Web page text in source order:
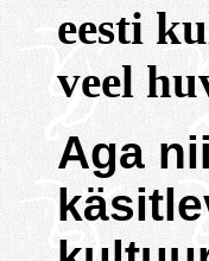
eesti
veel
Aga